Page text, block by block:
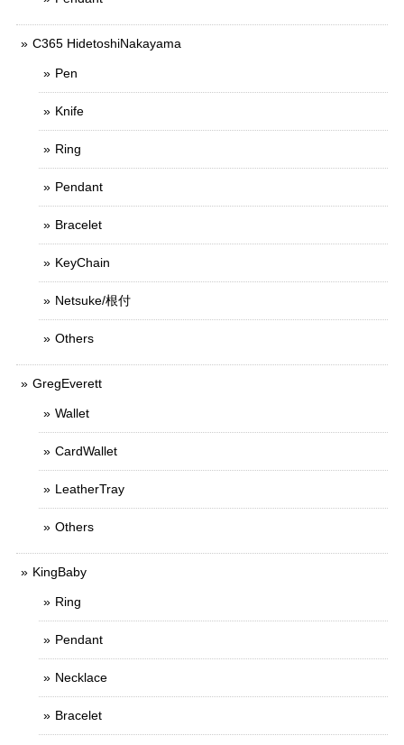
C365 HidetoshiNakayama
Pen
Knife
Ring
Pendant
Bracelet
KeyChain
Netsuke/根付
Others
GregEverett
Wallet
CardWallet
LeatherTray
Others
KingBaby
Ring
Pendant
Necklace
Bracelet